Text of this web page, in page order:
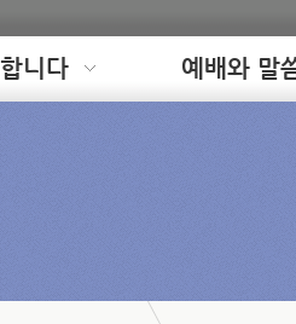
니다 예배와 말